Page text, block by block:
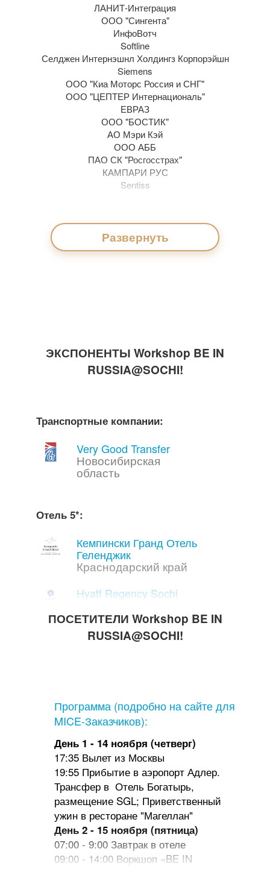
ЛАНИТ-Интеграция
ООО "Сингента"
ИнфоВотч
Softline
Селджен Интернэшнл Холдингз Корпорэйшн
Siemens
ООО "Киа Моторс Россия и СНГ"
ООО "ЦЕПТЕР Интернациональ"
ЕВРАЗ
ООО "БОСТИК"
АО Мэри Кэй
ООО АББ
ПАО СК "Росгосстрах"
КАМПАРИ РУС
Sentiss
МИШЛЕН
ISUZU RUS (АО ИСУЗУ РУС)
ГК МЕГАПОЛИС
Husquvarna
Развернуть
ЭКСПОНЕНТЫ Workshop BE IN
RUSSIA@SOCHI!
Транспортные компании:
Very Good Transfer
Новосибирская
область
Отель 5*:
Кемпински Гранд Отель
Геленджик
Краснодарский край
Hyatt Regency Sochi
Краснодарский край
Alean Family Doville
Краснодарский край
Отель 4*:
Отель «Богатырь»
(Сочи Парк)
Краснодарский край
Alean Family Biarritz
Краснодарский край
Alean Family Riviera
Краснодарский край
ПОСЕТИТЕЛИ Workshop BE IN
RUSSIA@SOCHI!
Программа (подробно на сайте для
MICE-Заказчиков):
День 1 - 14 ноября (четверг)
17:35 Вылет из Москвы
19:55 Прибытие в аэропорт Адлер.
Трансфер в Отель Богатырь,
размещение SGL; Приветственный
ужин в ресторане "Магеллан"
День 2 - 15 ноября (пятница)
07:00 - 9:00 Завтрак в отеле
09:00 - 14:00 Воркшоп «BE IN